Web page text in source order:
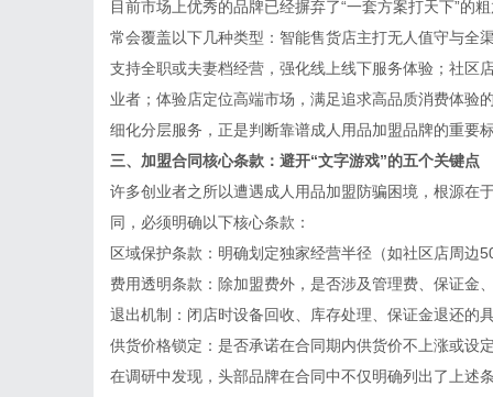
目前市场上优秀的品牌已经摒弃了“一套方案打天下”的
常会覆盖以下几种类型：智能售货店主打无人值守与全
支持全职或夫妻档经营，强化线上线下服务体验；社区
业者；体验店定位高端市场，满足追求高品质消费体验
细化分层服务，正是判断靠谱成人用品加盟品牌的重要
三、加盟合同核心条款：避开“文字游戏”的五个关键点
许多创业者之所以遭遇成人用品加盟防骗困境，根源在
同，必须明确以下核心条款：
区域保护条款：明确划定独家经营半径（如社区店周边
费用透明条款：除加盟费外，是否涉及管理费、保证金
退出机制：闭店时设备回收、库存处理、保证金退还的
供货价格锁定：是否承诺在合同期内供货价不上涨或设
在调研中发现，头部品牌在合同中不仅明确列出了上述